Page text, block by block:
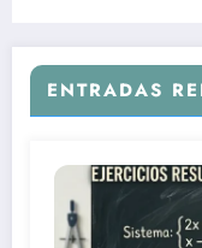
ENTRADAS